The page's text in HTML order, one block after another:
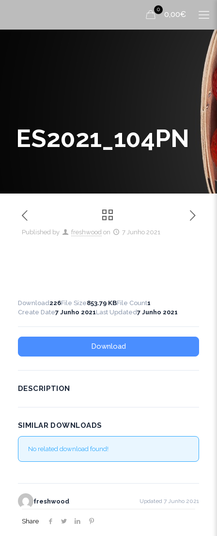
0
0,00€
ES2021_104PN
Published by freshwood on 7 Junho 2021
Download226File Size853.79 KBFile Count1
Create Date7 Junho 2021Last Updated7 Junho 2021
Download
DESCRIPTION
SIMILAR DOWNLOADS
No related download found!
freshwood Updated 7 Junho 2021
Share